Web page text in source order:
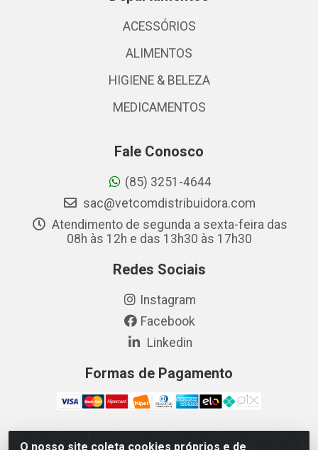
O nosso site coleta cookies próprios e de
ACESSÓRIOS
ALIMENTOS
HIGIENE & BELEZA
MEDICAMENTOS
Fale Conosco
(85) 3251-4644
sac@vetcomdistribuidora.com
Atendimento de segunda a sexta-feira das
08h às 12h e das 13h30 às 17h30
Redes Sociais
Instagram
Facebook
Linkedin
Formas de Pagamento